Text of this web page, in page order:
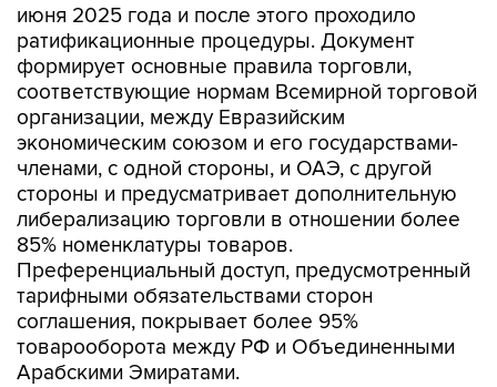
июня 2025 года и после этого проходило
ратификационные процедуры. Документ
формирует основные правила торговли,
соответствующие нормам Всемирной торговой
организации, между Евразийским
экономическим союзом и его государствами-
членами, с одной стороны, и ОАЭ, с другой
стороны и предусматривает дополнительную
либерализацию торговли в отношении более
85% номенклатуры товаров.
Преференциальный доступ, предусмотренный
тарифными обязательствами сторон
соглашения, покрывает более 95%
товарооборота между РФ и Объединенными
Арабскими Эмиратами.